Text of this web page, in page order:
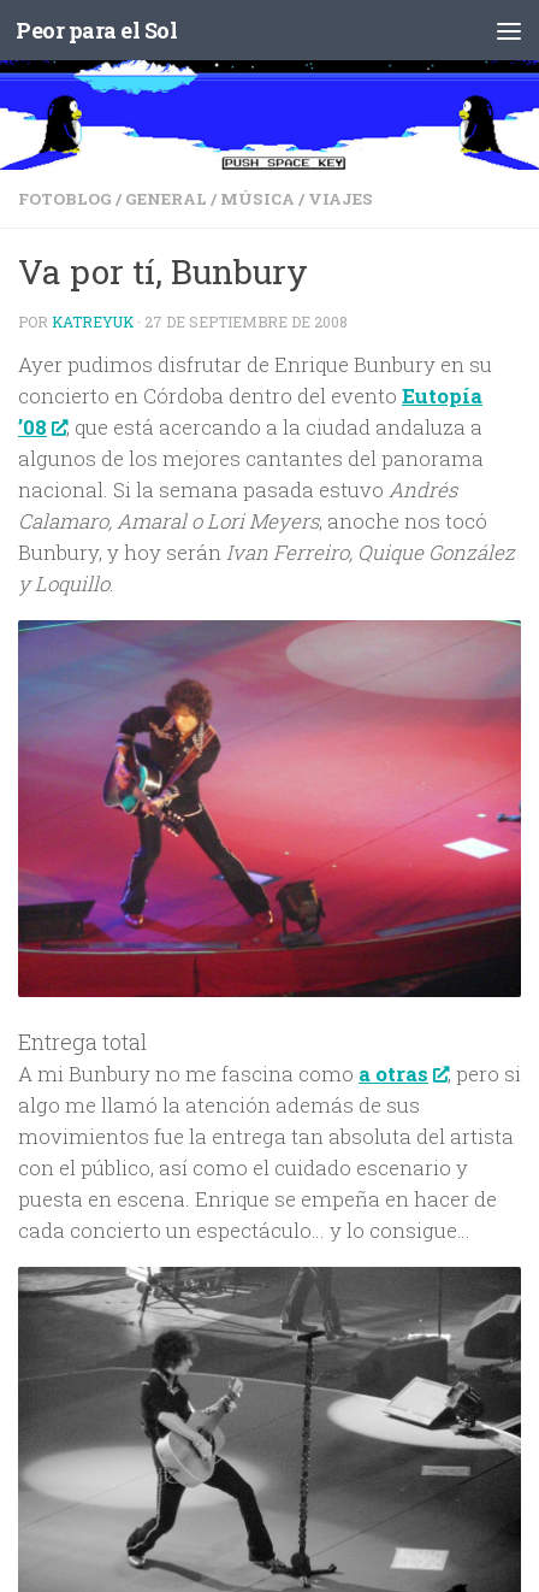
Saltar al contenido
Peor para el Sol
FOTOBLOG / GENERAL / MÚSICA / VIAJES
Va por tí, Bunbury
POR KATREYUK · 27 DE SEPTIEMBRE DE 2008
Ayer pudimos disfrutar de Enrique Bunbury en su
concierto en Córdoba dentro del evento Eutopía
’08
, que está acercando a la ciudad andaluza a
algunos de los mejores cantantes del panorama
nacional. Si la semana pasada estuvo Andrés
Calamaro, Amaral o Lori Meyers, anoche nos tocó
Bunbury, y hoy seránIvan Ferreiro, Quique González
y Loquillo.
Entrega total
A mi Bunbury no me fascina como a otras
, pero si
algo me llamó la atención además de sus
movimientos fue la entrega tan absoluta del artista
con el público, así como el cuidado escenario y
puesta en escena. Enrique se empeña en hacer de
cada concierto un espectáculo… y lo consigue…